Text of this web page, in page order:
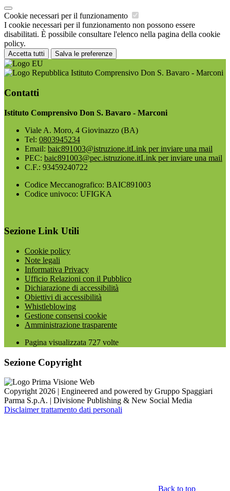
Cookie necessari per il funzionamento
I cookie necessari per il funzionamento non possono essere
disabilitati. È possibile consultare l'elenco nella pagina della cookie
policy.
Accetta tutti Salva le preferenze
Istituto Comprensivo Don S. Bavaro - Marconi
Contatti
Istituto Comprensivo Don S. Bavaro - Marconi
Viale A. Moro, 4 Giovinazzo (BA)
Tel: 0803945234
Email: baic891003@istruzione.itLink per inviare una mail
PEC: baic891003@pec.istruzione.itLink per inviare una mail
C.F.: 93459240722
Codice Meccanografico: BAIC891003
Codice univoco: UFIGKA
Sezione Link Utili
Cookie policy
Note legali
Informativa Privacy
Ufficio Relazioni con il Pubblico
Dichiarazione di accessibilità
Obiettivi di accessibilità
Whistleblowing
Gestione consensi cookie
Amministrazione trasparente
Pagina visualizzata 727 volte
Sezione Copyright
Copyright 2026 | Engineered and powered by Gruppo Spaggiari
Parma S.p.A. | Divisione Publishing & New Social Media
Disclaimer trattamento dati personali
Back to top